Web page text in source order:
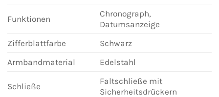
Funktionen
Chronograph,
Datumsanzeige
Zifferblattfarbe
Schwarz
Armbandmaterial
Edelstahl
Schließe
Faltschließe mit
Sicherheitsdrückern